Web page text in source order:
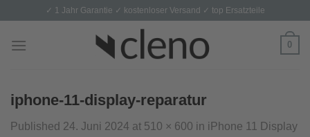
content
✓ 1 Jahr Garantie ✓ kostenloser Versand ✓ top Ersatzteile
0
iphone-11-display-reparatur
Published 24. Juni 2024 at 510 × 600 in iPhone 11 Display